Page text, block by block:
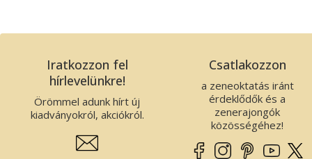
Iratkozzon fel
hírlevelünkre!
Örömmel adunk hírt új
kiadványokról, akciókról.
Csatlakozzon
a zeneoktatás iránt
érdeklődők és a
zenerajongók
közösségéhez!